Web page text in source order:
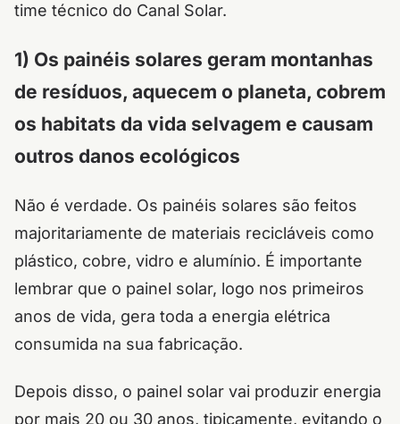
time técnico do Canal Solar.
1) Os painéis solares geram montanhas
de resíduos, aquecem o planeta, cobrem
os habitats da vida selvagem e causam
outros danos ecológicos
Não é verdade. Os painéis solares são feitos
majoritariamente de materiais recicláveis como
plástico, cobre, vidro e alumínio. É importante
lembrar que o painel solar, logo nos primeiros
anos de vida, gera toda a energia elétrica
consumida na sua fabricação.
Depois disso, o painel solar vai produzir energia
por mais 20 ou 30 anos, tipicamente, evitando o